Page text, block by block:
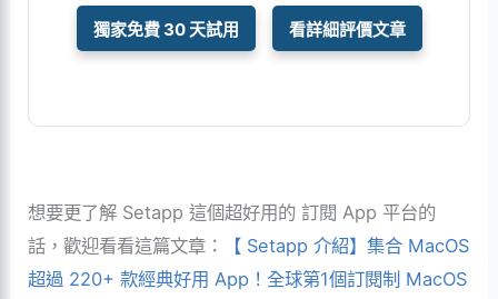
獨家免費 30 天試用 看詳細評價文章
想要更了解 Setapp 這個超好用的 訂閱 App 平台的
話，歡迎看看這篇文章：
【 Setapp 介紹】集合 MacOS
超過 220+ 款經典好用 App！全球第1個訂閱制 MacOS